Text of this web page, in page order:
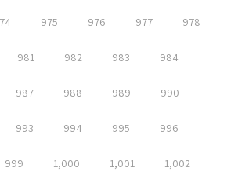
975 976 977 978
981 982 983 984
987 988 989 990
993 994 995 996
999 1,000 1,001 1,002